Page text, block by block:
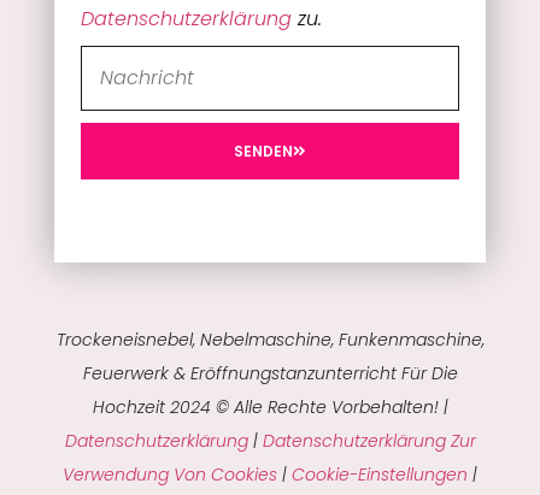
Datenschutzerklärungzu.
SENDEN
Trockeneisnebel, Nebelmaschine, Funkenmaschine,
Feuerwerk & Eröffnungstanzunterricht Für Die
Hochzeit 2024 © Alle Rechte Vorbehalten! |
Datenschutzerklärung| Datenschutzerklärung Zur
Verwendung Von Cookies | Cookie-Einstellungen |